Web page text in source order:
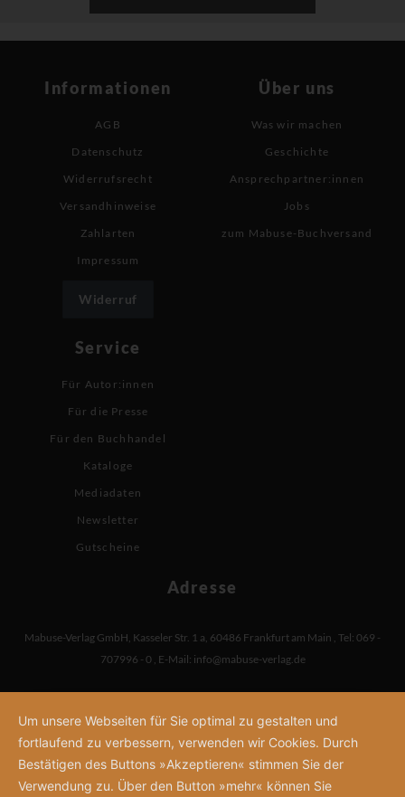
Informationen
AGB
Datenschutz
Widerrufsrecht
Versandhinweise
Zahlarten
Impressum
Widerruf
Über uns
Was wir machen
Geschichte
Ansprechpartner:innen
Jobs
zum Mabuse-Buchversand
Service
Für Autor:innen
Für die Presse
Für den Buchhandel
Kataloge
Mediadaten
Newsletter
Gutscheine
Adresse
Mabuse-Verlag GmbH Kasseler Str. 1 a 60486 Frankfurt am Main Tel: 069 -
707996 - 0 E-Mail: info@mabuse-verlag.de
Um unsere Webseiten für Sie optimal zu gestalten und
fortlaufend zu verbessern, verwenden wir Cookies. Durch
Bestätigen des Buttons »Akzeptieren« stimmen Sie der
Verwendung zu. Über den Button »mehr« können Sie